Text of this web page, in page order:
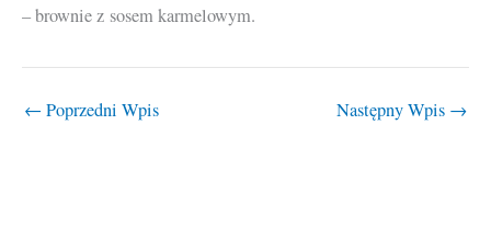
– brownie z sosem karmelowym.
← Poprzedni Wpis Następny Wpis →